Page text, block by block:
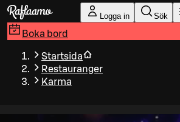
Gå till huvudinnehållet
Logga in Sök
Boka bord
Startsida
Restauranger
Karma